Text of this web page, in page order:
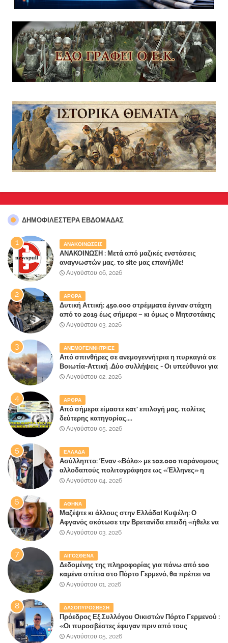
ΔΗΜΟΦΙΛΈΣΤΕΡΑ ΕΒΔΟΜΆΔΑΣ
ΑΝΑΚΟΙΝΩΣΕΙΣ
ΑΝΑΚΟΙΝΩΣΗ : Μετά από μαζικές ενστάσεις
αναγνωστών μας, το site μας επανήλθε!
Αυγούστου 06, 2026
ΑΡΘΡΑ
Δυτική Αττική: 450.000 στρέμματα έγιναν στάχτη
από το 2019 έως σήμερα – κι όμως ο Μητσοτάκης
έλαβε 40% και 45% στις εκλογές του 2023,ενώ 50%
Αυγούστου 03, 2026
ΑΝΕΜΟΓΕΝΝΗΤΡΙΕΣ
Από σπινθήρες σε ανεμογεννήτρια η πυρκαγιά σε
Βοιωτία-Αττική .Δύο συλλήψεις - Οι υπεύθυνοι για
την λάθος διαχείριση της κατάσβεσης θα
Αυγούστου 02, 2026
ΑΡΘΡΑ
Από σήμερα είμαστε κατ' επιλογή μας, πολίτες
δεύτερης κατηγορίας....
Αυγούστου 05, 2026
ΕΛΛΑΔΑ
Ασύλληπτο: Έναν «Βόλο» με 102.000 παράνομους
αλλοδαπούς πολιτογράφησε ως «Έλληνες» η
κυβέρνηση!
Αυγούστου 04, 2026
ΑΘΗΝΑ
Μαζέψτε κι άλλους στην Ελλάδα! Κυψέλη: Ο
Αφγανός σκότωσε την Βρετανίδα επειδή «ήθελε να
κάνει τη σύντροφό του χριστιανή»
Αυγούστου 03, 2026
ΑΙΓΟΣΘΕΝΑ
Δεδομένης της πληροφορίας για πάνω από 100
καμένα σπίτια στο Πόρτο Γερμενό, θα πρέπει να
αναζητηθούν ευθύνες για την ολοσχερή
επίγειου παραδείσου της Αττικής
Αυγούστου 01, 2026
ΔΑΣΟΠΥΡΟΣΒΕΣΗ
Πρόεδρος Εξ.Συλλόγου Οικιστών Πόρτο Γερμενού :
«Οι πυροσβέστες έφυγαν πριν από τους
κατοίκους»
Αυγούστου 05, 2026